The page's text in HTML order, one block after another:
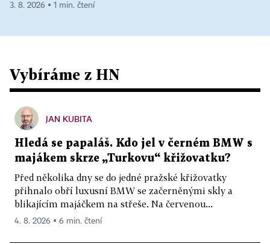
3. 8. 2026 ▪ 1 min. čtení
Vybíráme z HN
JAN KUBITA
Hledá se papaláš. Kdo jel v černém BMW s
majákem skrze „Turkovu“ křižovatku?
Před několika dny se do jedné pražské křižovatky
přihnalo obří luxusní BMW se začerněnými skly a
blikajícím majáčkem na střeše. Na červenou...
4. 8. 2026 ▪ 6 min. čtení